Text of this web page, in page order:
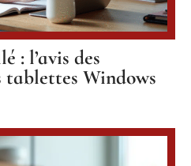
: l’avis des
Windows